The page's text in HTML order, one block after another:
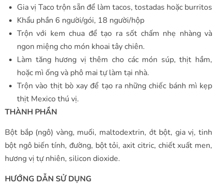
Gia vị Taco trộn sẵn để làm tacos, tostadas hoặc burritos
Khẩu phần 6 người/gói, 18 người/hộp
Trộn với kem chua để tạo ra sốt chấm nhẹ nhàng và
ngon miệng cho món khoai tây chiên.
Làm tăng hương vị thêm cho các món súp, thịt hầm,
hoặc mì ống và phô mai tự làm tại nhà.
Trộn vào thịt bò xay để tạo ra những chiếc bánh mì kẹp
thịt Mexico thú vị.
THÀNH PHẦN
Bột bắp (ngô) vàng, muối, maltodextrin, ớt bột, gia vị, tinh
bột ngô biến tính, đường, bột tỏi, axit citric, chiết xuất men,
hương vị tự nhiên, silicon dioxide.
HƯỚNG DẪN SỬ DỤNG